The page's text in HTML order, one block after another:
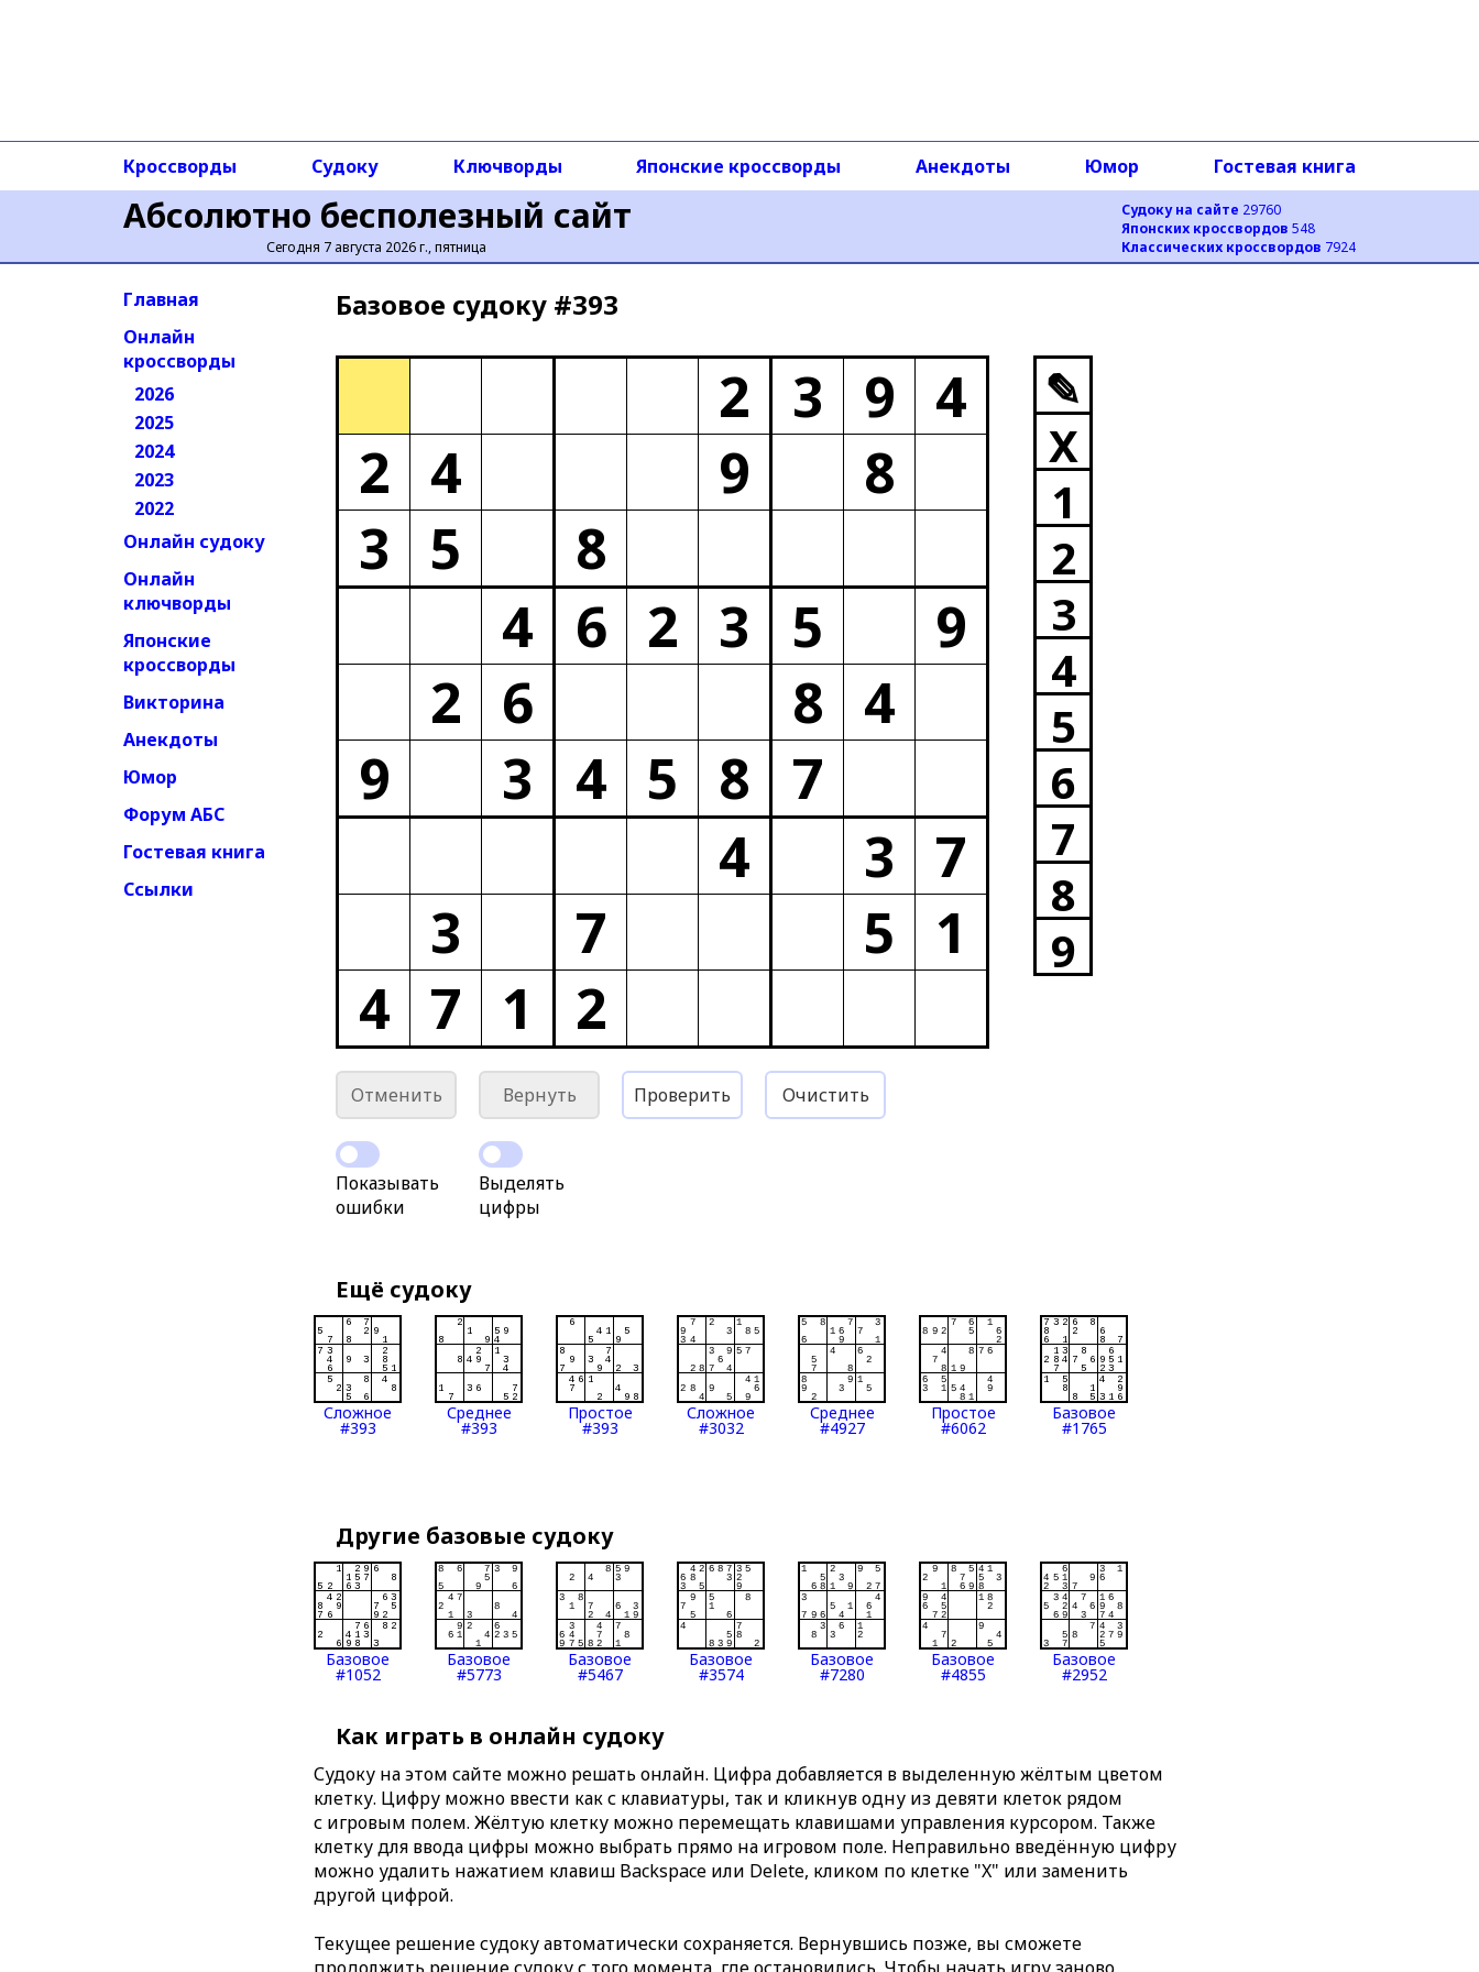
Абсолютно бесполезный сайт
Сегодня 7 августа 2026 г., пятница
Судоку на сайте 29760
Японских кроссвордов 548
Классических кроссвордов 7924
Кроссворды Судоку Ключворды Японские кроссворды Анекдоты Юмор Гостевая книга
Главная
Онлайн
кроссворды
2026
2025
2024
2023
2022
Онлайн судоку
Онлайн
ключворды
Японские
кроссворды
Викторина
Анекдоты
Юмор
Форум АБС
Гостевая книга
Ссылки
Базовое cудоку #393
2 3 9 4
2 4 9
8
3
5
8
4
6 2 3 5
9
2 6 8 4
9
3 4 5 8
7
4
3 7
3
7 5
1
4 7 1 2
✎
X
1
2
3
4
5
6
7
8
9
Отменить Вернуть Проверить Очистить
Показывать
ошибки
Выделять
цифры
Ещё судоку
Сложное
#393
Среднее
#393
Простое
#393
Сложное
#3032
Среднее
#4927
Простое
#6062
Базовое
#1765
Другие базовые судоку
Базовое
#1052
Базовое
#5773
Базовое
#5467
Базовое
#3574
Базовое
#7280
Базовое
#4855
Базовое
#2952
Как играть в онлайн судоку
Судоку на этом сайте можно решать онлайн. Цифра добавляется в выделенную жёлтым цветом
клетку. Цифру можно ввести как с клавиатуры, так и кликнув одну из девяти клеток рядом
с игровым полем. Жёлтую клетку можно перемещать клавишами управления курсором. Также
клетку для ввода цифры можно выбрать прямо на игровом поле. Неправильно введённую цифру
можно удалить нажатием клавиш Backspace или Delete, кликом по клетке "X" или заменить
другой цифрой.
Текущее решение судоку автоматически сохраняется. Вернувшись позже, вы сможете